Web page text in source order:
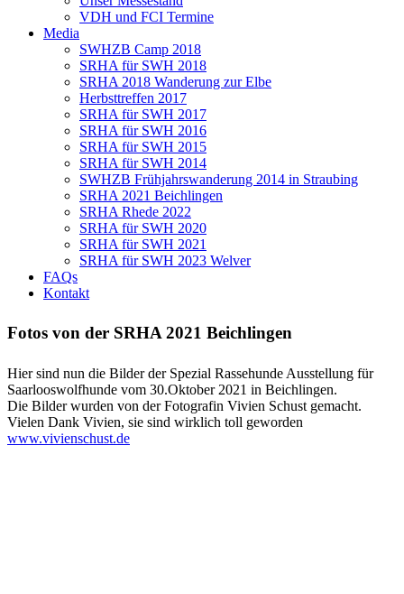
VDH und FCI Termine
Media
SWHZB Camp 2018
SRHA für SWH 2018
SRHA 2018 Wanderung zur Elbe
Herbsttreffen 2017
SRHA für SWH 2017
SRHA für SWH 2016
SRHA für SWH 2015
SRHA für SWH 2014
SWHZB Frühjahrswanderung 2014 in Straubing
SRHA 2021 Beichlingen
SRHA Rhede 2022
SRHA für SWH 2020
SRHA für SWH 2021
SRHA für SWH 2023 Welver
FAQs
Kontakt
Fotos von der SRHA 2021 Beichlingen
Hier sind nun die Bilder der Spezial Rassehunde Ausstellung für
Saarlooswolfhunde vom 30.Oktober 2021 in Beichlingen.
Die Bilder wurden von der Fotografin Vivien Schust gemacht.
Vielen Dank Vivien, sie sind wirklich toll geworden
www.vivienschust.de